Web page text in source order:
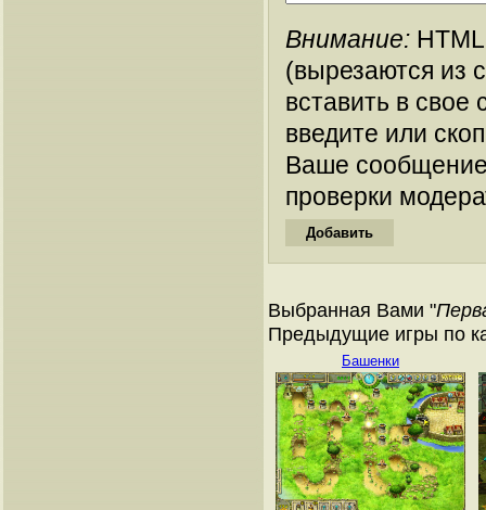
Внимание:
(вырезаются из
вставить в
введите или
Ваше
проверки
Выбранная Вами "
Предыдущие игры по
Башенки